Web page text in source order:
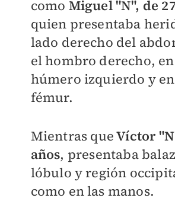
como Miguel "N", de
quien presentaba
lado derecho del
el hombro derecho,
húmero izquierdo y
fémur.
Mientras queVíctor
años, presentaba
lóbulo y región
como en las manos.